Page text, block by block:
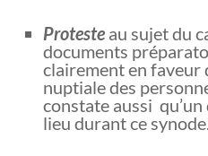
Proteste au sujet du
documents
clairement en faveur
nuptiale des
constate aussi qu’un
lieu durant ce